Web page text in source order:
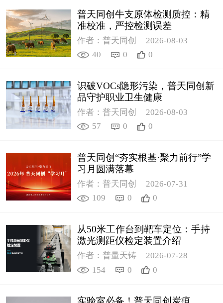
普天同创牛支原体检测质控：精
准校准，严控检测误差
作者：普天同创
2026-08-03
40
0 0
识破VOCs隐形污染，普天同创新
品守护职业卫生健康
作者：普天同创
2026-08-03
57
0 0
普天同创“夯实根基·聚力前行”学
习月圆满落幕
作者：普天同创
2026-07-31
109
0 0
从50米工作台到靶车定位：手持
激光测距仪检定装置介绍
作者：普量天铸
2026-07-28
154
0 0